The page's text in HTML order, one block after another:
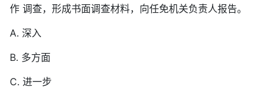
作 调查，形成书面调查材料，向任免机关负责人报告。
A. 深入
B. 多方面
C. 进一步